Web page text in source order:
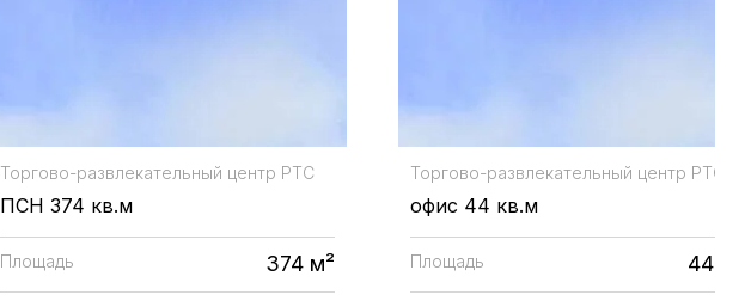
Торгово-развлекательный центр РТС
ПСН 374 кв.м
Площадь 374 м²
Торгово-развлекательный центр РТС
офис 44 кв.м
Площадь 44 м²